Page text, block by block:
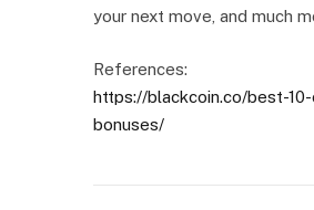
your next move, and much
References:
https://blackcoin.co/best-
bonuses/